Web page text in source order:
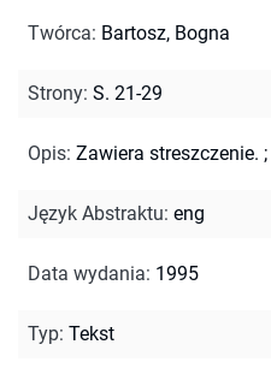
Twórca: Bartosz, Bogna
Strony: S. 21-29
Opis: Zawiera streszczenie. ;
Język Abstraktu: eng
Data wydania: 1995
Typ: Tekst